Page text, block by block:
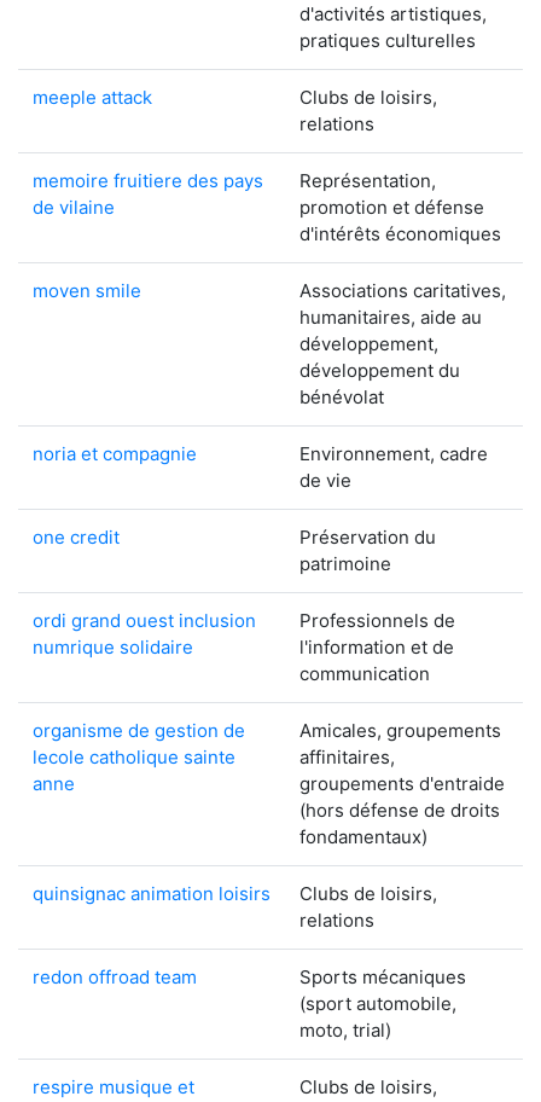
d'activités artistiques,
pratiques culturelles
meeple attack
Clubs de loisirs,
relations
memoire fruitiere des pays
de vilaine
Représentation,
promotion et défense
d'intérêts économiques
moven smile
Associations caritatives,
humanitaires, aide au
développement,
développement du
bénévolat
noria et compagnie
Environnement, cadre
de vie
one credit
Préservation du
patrimoine
ordi grand ouest inclusion
numrique solidaire
Professionnels de
l'information et de
communication
organisme de gestion de
lecole catholique sainte
anne
Amicales, groupements
affinitaires,
groupements d'entraide
(hors défense de droits
fondamentaux)
quinsignac animation loisirs
Clubs de loisirs,
relations
redon offroad team
Sports mécaniques
(sport automobile,
moto, trial)
respire musique et Clubs de loisirs,